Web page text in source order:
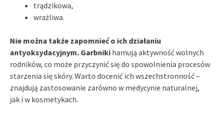
trądzikowa,
wrażliwa.
Nie można także zapomnieć o ich działaniu
antyoksydacyjnym. Garbniki hamują aktywność wolnych
rodników, co może przyczynić się do spowolnienia procesów
starzenia się skóry. Warto docenić ich wszechstronność –
znajdują zastosowanie zarówno w medycynie naturalnej,
jak i w kosmetykach.